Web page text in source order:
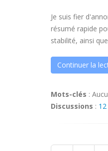
Je suis fier
résumé rapide
stabilité, ainsi
Continuer la
Mots-clés :
Discussions :